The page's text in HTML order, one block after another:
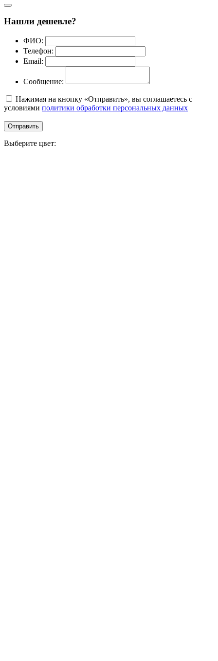
Нашли дешевле?
ФИО:
Телефон:
Email:
Сообщение:
Нажимая на кнопку «Отправить», вы соглашаетесь с
условиями политики обработки персональных данных
Отправить
Выберите цвет: